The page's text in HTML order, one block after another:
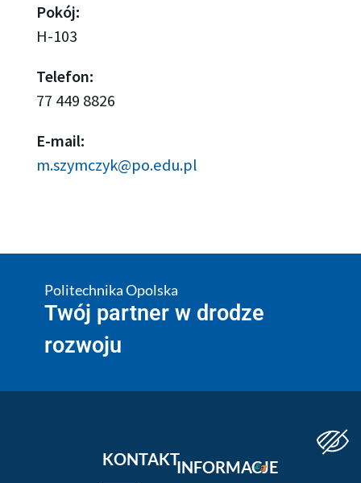
Pokój:
H-103
Telefon:
77 449 8826
E-mail:
m.szymczyk@po.edu.pl
Politechnika Opolska
Twój partner w drodze
rozwoju
KONTAKTINFORMACJE